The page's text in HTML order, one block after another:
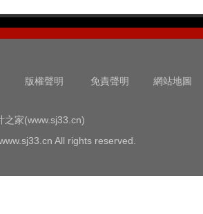
版權聲明 免責聲明 網站地圖
之家(www.sj33.cn)
All rights reserved.